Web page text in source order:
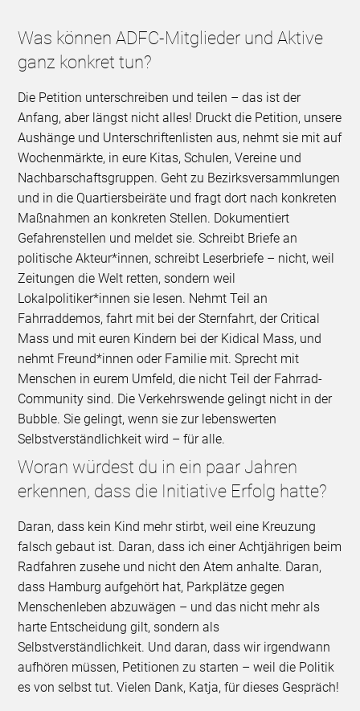
Was können ADFC-Mitglieder und Aktive
ganz konkret tun?
Die Petition unterschreiben und teilen – das ist der
Anfang, aber längst nicht alles! Druckt die Petition, unsere
Aushänge und Unterschriftenlisten aus, nehmt sie mit auf
Wochenmärkte, in eure Kitas, Schulen, Vereine und
Nachbarschaftsgruppen. Geht zu Bezirksversammlungen
und in die Quartiersbeiräte und fragt dort nach konkreten
Maßnahmen an konkreten Stellen. Dokumentiert
Gefahrenstellen und meldet sie. Schreibt Briefe an
politische Akteur*innen, schreibt Leserbriefe – nicht, weil
Zeitungen die Welt retten, sondern weil
Lokalpolitiker*innen sie lesen. Nehmt Teil an
Fahrraddemos, fahrt mit bei der Sternfahrt, der Critical
Mass und mit euren Kindern bei der Kidical Mass, und
nehmt Freund*innen oder Familie mit. Sprecht mit
Menschen in eurem Umfeld, die nicht Teil der Fahrrad-
Community sind. Die Verkehrswende gelingt nicht in der
Bubble. Sie gelingt, wenn sie zur lebenswerten
Selbstverständlichkeit wird – für alle.
Woran würdest du in ein paar Jahren
erkennen, dass die Initiative Erfolg hatte?
Daran, dass kein Kind mehr stirbt, weil eine Kreuzung
falsch gebaut ist. Daran, dass ich einer Achtjährigen beim
Radfahren zusehe und nicht den Atem anhalte. Daran,
dass Hamburg aufgehört hat, Parkplätze gegen
Menschenleben abzuwägen – und das nicht mehr als
harte Entscheidung gilt, sondern als
Selbstverständlichkeit. Und daran, dass wir irgendwann
aufhören müssen, Petitionen zu starten – weil die Politik
es von selbst tut. Vielen Dank, Katja, für dieses Gespräch!